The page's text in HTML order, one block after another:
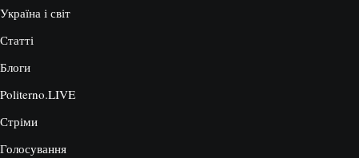
Україна і світ
Статті
Блоги
Politerno.LIVE
Стріми
Голосування